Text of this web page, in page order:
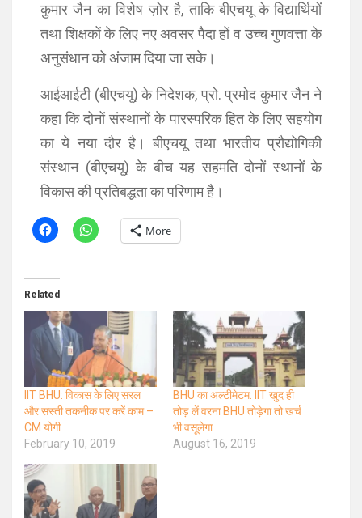
कुमार जैन का विशेष ज़ोर है, ताकि बीएचयू के विद्यार्थियों
तथा शिक्षकों के लिए नए अवसर पैदा हों व उच्च गुणवत्ता के
अनुसंधान को अंजाम दिया जा सके।
आईआईटी (बीएचयू) के निदेशक, प्रो. प्रमोद कुमार जैन ने
कहा कि दोनों संस्थानों के पारस्परिक हित के लिए सहयोग
का ये नया दौर है। बीएचयू तथा भारतीय प्रौद्योगिकी
संस्थान (बीएचयू) के बीच यह सहमति दोनों स्थानों के
विकास की प्रतिबद्धता का परिणाम है।
More
Related
IIT BHU: विकास के लिए सरल
और सस्ती तकनीक पर करें काम –
CM योगी
February 10, 2019
BHU का अल्टीमेटम: IIT खुद ही
तोड़ लें वरना BHU तोड़ेगा तो खर्च
भी वसूलेगा
August 16, 2019